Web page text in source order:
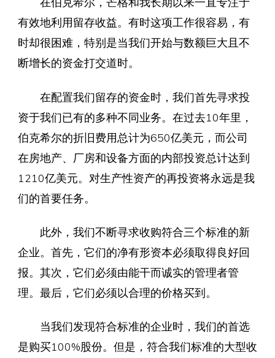
有效地利用留存收益。有时这项工作很容易，有
时却很困难，特别是当我们开始与数额巨大且不
断增长的资金打交道时。
在配置我们留存的资金时，我们首先寻求投
资于我们已有的多种不同业务。在过去10年里，
伯克希尔的折旧费用总计为650亿美元，而公司
在房地产、厂房和设备方面的内部投资总计达到
1210亿美元。对生产性资产的再投资将永远是我
们的首要任务。
此外，我们不断寻求收购符合三个标准的新
企业。首先，它们的净有形资本必须取得良好回
报。其次，它们必须由能干而诚实的管理者管
理。最后，它们必须以合理的价格买到。
当我们发现符合标准的企业时，我们的首选
是购买100%股份。但是，符合我们标准的大型收